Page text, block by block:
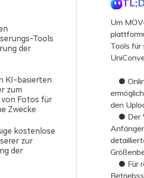
Tools
der
KI-basierten
zum
Fotos für
Zwecke
kostenlose
zur
der
Um
Tools
●
den
● Der
● Für